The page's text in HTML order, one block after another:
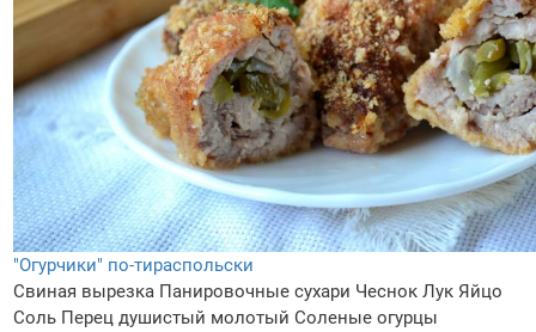
"Огурчики" по-тираспольски
Свиная вырезка Панировочные сухари Чеснок Лук Яйцо
Соль Перец душистый молотый Соленые огурцы